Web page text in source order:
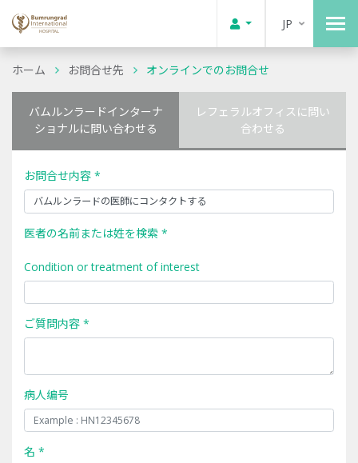
JP
ホーム お問合せ先 オンラインでのお問合せ
バムルンラードインターナ
ショナルに問い合わせる
レフェラルオフィスに問い
合わせる
お問合せ内容 *
医者の名前または姓を検索 *
Condition or treatment of interest
ご質問内容 *
病人编号
名 *